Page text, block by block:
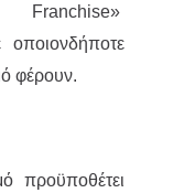
Franchise»
φέρoυν.
προϋποθέτει